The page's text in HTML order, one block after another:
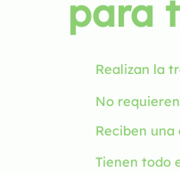
para
Realizan la
No
Reciben
Tienen todo